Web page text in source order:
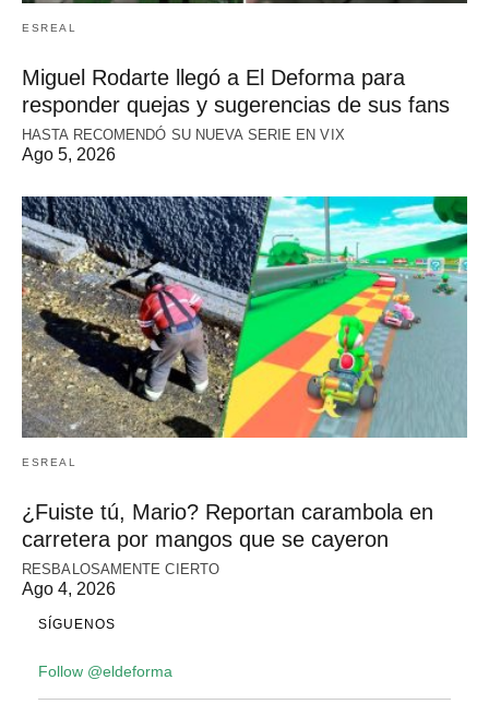
ESREAL
Miguel Rodarte llegó a El Deforma para
responder quejas y sugerencias de sus fans
HASTA RECOMENDÓ SU NUEVA SERIE EN VIX
Ago 5, 2026
ESREAL
¿Fuiste tú, Mario? Reportan carambola en
carretera por mangos que se cayeron
RESBALOSAMENTE CIERTO
Ago 4, 2026
SÍGUENOS
Follow @eldeforma